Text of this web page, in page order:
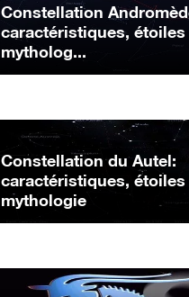
Constellation
caractéristiques,
mytholog...
Constellation du Autel:
caractéristiques,
mythologie